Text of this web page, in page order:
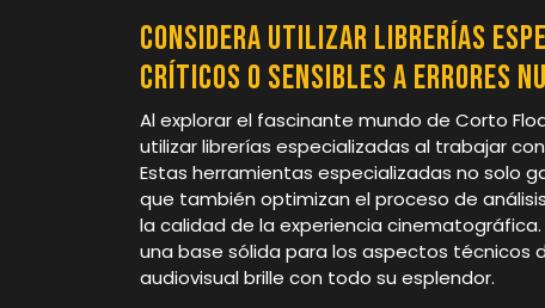
Considera utilizar librerías
críticos o sensibles a errores
Al explorar el fascinante mundo de Corto
utilizar librerías especializadas al trabajar
Estas herramientas especializadas no solo
que también optimizan el proceso de
la calidad de la experiencia
una base sólida para los aspectos técnicos
audiovisual brille con todo su esplendor.